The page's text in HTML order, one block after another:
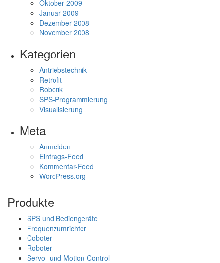
Oktober 2009
Januar 2009
Dezember 2008
November 2008
Kategorien
Antriebstechnik
Retrofit
Robotik
SPS-Programmierung
Visualisierung
Meta
Anmelden
Eintrags-Feed
Kommentar-Feed
WordPress.org
Produkte
SPS und Bediengeräte
Frequenzumrichter
Coboter
Roboter
Servo- und Motion-Control